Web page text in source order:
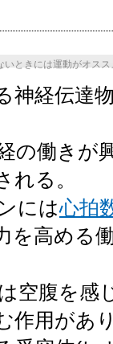
いときには運動がオスス
神経伝達
の働きが
れる。
には心拍
を高める
空腹を感
作用があ